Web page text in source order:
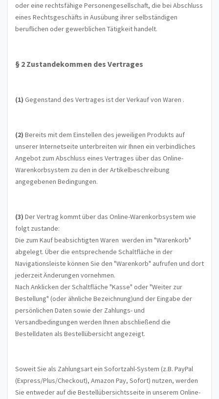
oder eine rechtsfähige Personengesellschaft, die bei Abschluss
eines Rechtsgeschäfts in Ausübung ihrer selbständigen
beruflichen oder gewerblichen Tätigkeit handelt.
§ 2 Zustandekommen des Vertrages
(1) Gegenstand des Vertrages ist der Verkauf von Waren .
(2) Bereits mit dem Einstellen des jeweiligen Produkts auf
unserer Internetseite unterbreiten wir Ihnen ein verbindliches
Angebot zum Abschluss eines Vertrages über das Online-
Warenkorbsystem zu den in der Artikelbeschreibung
angegebenen Bedingungen.
(3) Der Vertrag kommt über das Online-Warenkorbsystem wie
folgt zustande:
Die zum Kauf beabsichtigten Waren werden im "Warenkorb"
abgelegt. Über die entsprechende Schaltfläche in der
Navigationsleiste können Sie den "Warenkorb" aufrufen und dort
jederzeit Änderungen vornehmen.
Nach Anklicken der Schaltfläche "Kasse" oder "Weiter zur
Bestellung" (oder ähnliche Bezeichnung)und der Eingabe der
persönlichen Daten sowie der Zahlungs- und
Versandbedingungen werden Ihnen abschließend die
Bestelldaten als Bestellübersicht angezeigt.
Soweit Sie als Zahlungsart ein Sofortzahl-System (z.B. PayPal
(Express/Plus/Checkout), Amazon Pay, Sofort) nutzen, werden
Sie entweder auf die Bestellübersichtsseite in unserem Online-